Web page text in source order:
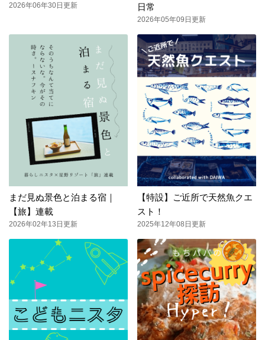
2026年06年30日更新
日常
2026年05年09日更新
まだ見ぬ景色と泊まる宿｜
【旅】連載
2026年02年13日更新
【特設】ご近所で天然魚クエ
スト！
2025年12年08日更新